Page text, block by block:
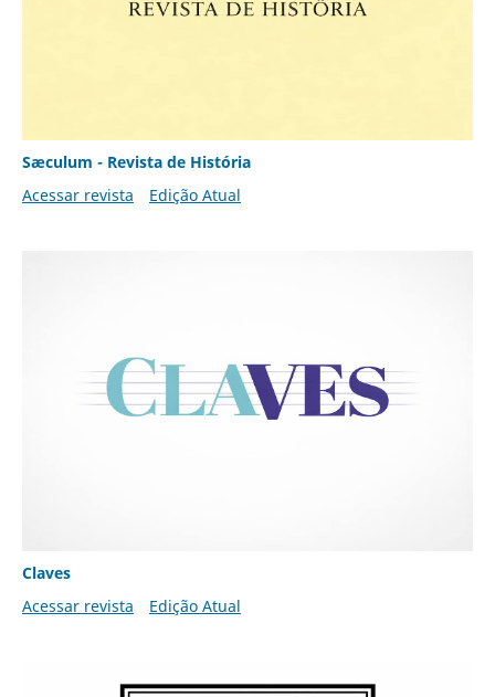
Sæculum - Revista de História
Acessar revista
Edição Atual
Claves
Acessar revista
Edição Atual